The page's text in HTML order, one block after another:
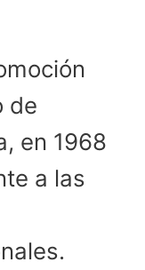
de
en 1968
a las